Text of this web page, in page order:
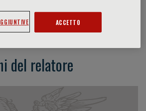
del relatore
ACCETTO